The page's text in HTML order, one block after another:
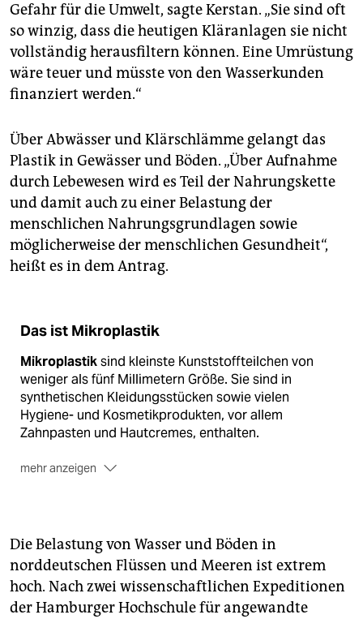
Gefahr für die Umwelt, sagte Kerstan. „Sie sind oft
so winzig, dass die heutigen Kläranlagen sie nicht
vollständig herausfiltern können. Eine Umrüstung
wäre teuer und müsste von den Wasserkunden
finanziert werden.“
Über Abwässer und Klärschlämme gelangt das
Plastik in Gewässer und Böden. „Über Aufnahme
durch Lebewesen wird es Teil der Nahrungskette
und damit auch zu einer Belastung der
menschlichen Nahrungsgrundlagen sowie
möglicherweise der menschlichen Gesundheit“,
heißt es in dem Antrag.
Das ist Mikroplastik
Mikroplastiksind kleinste Kunststoffteilchen von
weniger als fünf Millimetern Größe. Sie sind in
synthetischen Kleidungsstücken sowie vielen
Hygiene- und Kosmetikprodukten, vor allem
Zahnpasten und Hautcremes, enthalten.
mehr anzeigen
Etwa 20.000 Tonnengrößerer Teile wie Plastiktüten,
Zahnpastatuben oder Schnüre gelangen jedes Jahr in
Nord- und Ostsee. Sie werden von Sonne, Wind und
Wellen zu Mikroplastik zerrieben.
Die Belastung von Wasser und Böden in
norddeutschen Flüssen und Meeren ist extrem
hoch. Nach zwei wissenschaftlichen Expeditionen
der Hamburger Hochschule für angewandte